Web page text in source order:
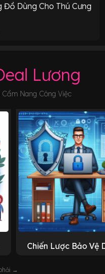
Dùng Cho Thú Cưng
Lương
Nang Công Việc
Chiến Lược Bảo Vệ
→